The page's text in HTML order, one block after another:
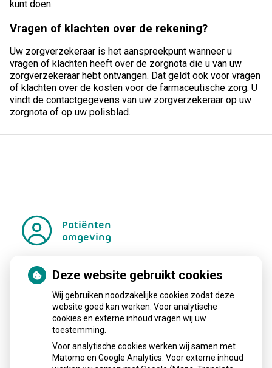
kunt doen.
Vragen of klachten over de rekening?
Uw zorgverzekeraar is het aanspreekpunt wanneer u
vragen of klachten heeft over de zorgnota die u van uw
zorgverzekeraar hebt ontvangen. Dat geldt ook voor vragen
of klachten over de kosten voor de farmaceutische zorg. U
vindt de contactgegevens van uw zorgverzekeraar op uw
zorgnota of op uw polisblad.
Patiënten
omgeving
Regel met
gemak
Uw Zorg
online
Herhaalrecepten
Anticonceptiemiddelenaanvragen
Deze website gebruikt cookies
Wij gebruiken noodzakelijke cookies zodat deze
website goed kan werken. Voor analytische
cookies en externe inhoud vragen wij uw
toestemming.
Voor analytische cookies werken wij samen met
Matomo en Google Analytics. Voor externe inhoud